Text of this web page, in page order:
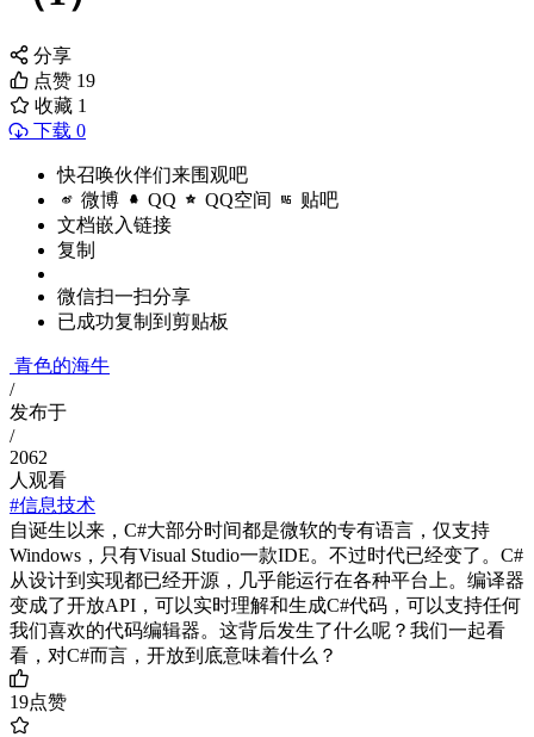
分享
点赞 19
收藏 1
下载 0
快召唤伙伴们来围观吧
微博 QQ QQ空间 贴吧
文档嵌入链接
复制
微信扫一扫分享
已成功复制到剪贴板
青色的海牛
/
发布于
/
2062
人观看
#信息技术
自诞生以来，C#大部分时间都是微软的专有语言，仅支持
Windows，只有Visual Studio一款IDE。不过时代已经变了。C#
从设计到实现都已经开源，几乎能运行在各种平台上。编译器
变成了开放API，可以实时理解和生成C#代码，可以支持任何
我们喜欢的代码编辑器。这背后发生了什么呢？我们一起看
看，对C#而言，开放到底意味着什么？
19点赞